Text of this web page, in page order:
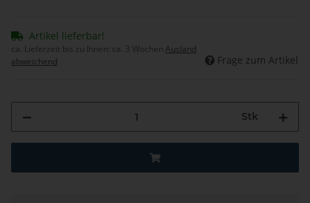
Artikel lieferbar!
ca. Lieferzeit bis zu Ihnen: ca. 3 Wochen Ausland
abweichend
Frage zum Artikel
Stk